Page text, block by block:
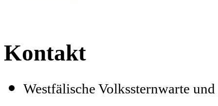
Kontakt
Westfälische Volkssternwarte